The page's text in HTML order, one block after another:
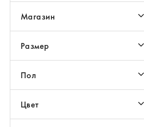
Магазин
Размер
Пол
Цвет